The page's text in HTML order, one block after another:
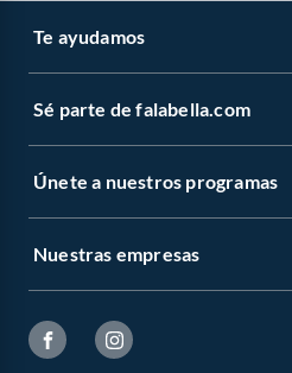
Te ayudamos
Sé parte de falabella.com
Únete a nuestros programas
Nuestras empresas